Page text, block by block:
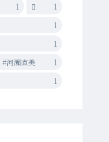
1
1
1
1
#河瀨直美
1
1